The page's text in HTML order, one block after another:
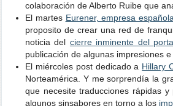
colaboración de Alberto Ruibe que
El martes Eurener, empresa
proposito de crear una red de
noticia del cierre inminente del
publicación de algunas impresiones
El miércoles post dedicado a Hillary
Norteamérica. Y me sorprendía la
que necesite traducciones rápidas
algunos sinsabores en torno a los